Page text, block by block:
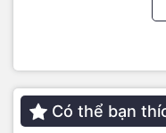
Có thể bạn